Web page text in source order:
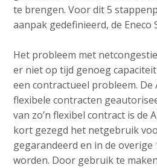
te brengen. Voor dit 5
aanpak gedefinieerd, de Eneco
Het probleem met
er niet op tijd genoeg
een contractueel probleem. De
flexibele contracten
van zo’n flexibel contract is de
kort gezegd het netgebruik
gegarandeerd en in de overige
worden. Door gebruik te